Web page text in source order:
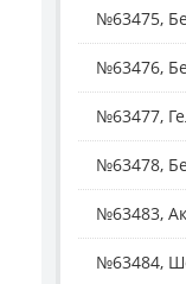
№63475,
№63476,
№63477,
№63478,
№63483,
№63484,